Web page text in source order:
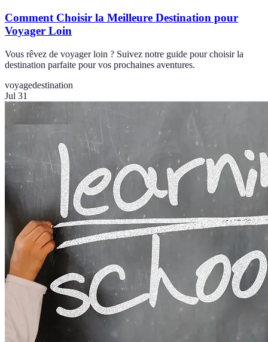
Comment Choisir la Meilleure Destination pour
Voyager Loin
Vous rêvez de voyager loin ? Suivez notre guide pour choisir la
destination parfaite pour vos prochaines aventures.
voyagedestination
Jul 31